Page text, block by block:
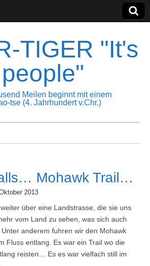
TIGER "It's
Meilen beginnt mit einem
tse (4. Jahrhundert v.Chr.)
Mohawk Trail…
2013
über eine Landstrasse, die sie uns
vom Land zu sehen, was sich auch
anderem fuhren wir den Mohawk
Fluss entlang. Es war ein Trail wo die
reisten… Es es war vielfach still im